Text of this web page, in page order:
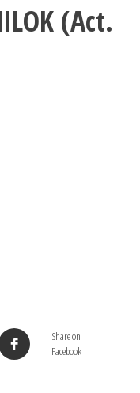
(Act.
Share on
Facebook